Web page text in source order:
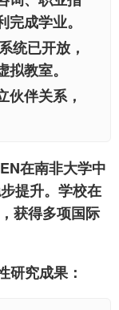
成学业。
统已开放，
教室。
伙伴关系，
在南非大学中
提升。学校在
获得多项国际
研究成果：